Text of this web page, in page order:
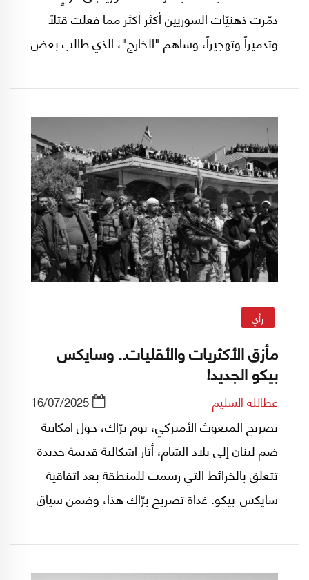
دمّرت ذهنيّات السوريين أكثر أكثر مما فعلت قتلاً
وتدميراً وتهجيراً، وساهم "الخارج"، الذي طالب بعض
الذهنيّات بدل إنقاذ سوريا والسوريين. وبعد أربع
عشرة سنةٍ من المظالم هرب بشار الأسد ليترك
البلاد في مهبّ رياح الجنون الإسرائيلي وفوضى
الأطماع الخارجيّة وصراع المظالم والهويّات.
رأي
مأزق الأكثريات والأقليات.. وسايكس
بيكو الجديد!
عطالله السليم 16/07/2025
تصريح المبعوث الأميركي، توم برّاك، حول امكانية
ضم لبنان إلى بلاد الشام، أثار اشكالية قديمة جديدة
تتعلق بالخرائط التي رسمت للمنطقة بعد اتفاقية
سايكس-بيكو. غداة تصريح برّاك هذا، وضمن سياق
مسلحة والقوات الحكومية السورية في محافظة
السويداء أعادت إلى الأذهان مجازر الساحل التي